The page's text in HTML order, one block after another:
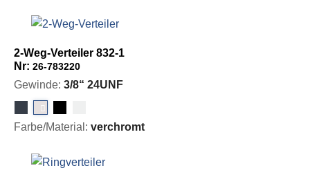
2-Weg-Verteiler 832-1
Nr: 26-783220
Gewinde: 3/8“ 24UNF
Farbe/Material: verchromt